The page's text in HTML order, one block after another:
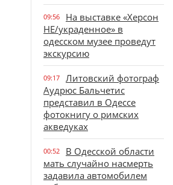
09:56
На выставке «Херсон
НЕ/украденное» в
одесском музее проведут
экскурсию
09:17
Литовский фотограф
Аудрюс Бальчетис
представил в Одессе
фотокнигу о римских
акведуках
00:52
В Одесской области
мать случайно насмерть
задавила автомобилем